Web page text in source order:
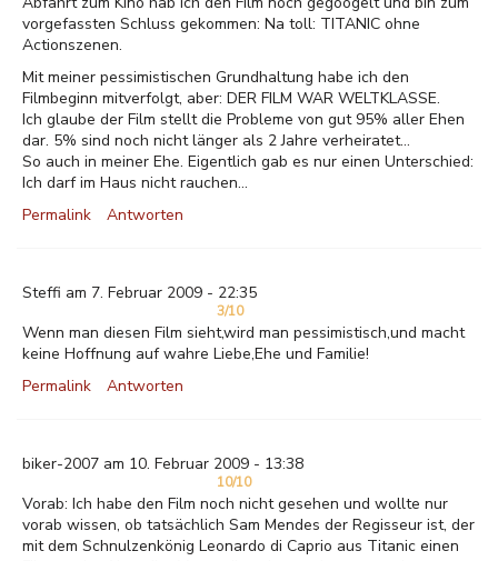
vorgefassten Schluss gekommen: Na toll: TITANIC ohne
Actionszenen.
Mit meiner pessimistischen Grundhaltung habe ich den
Filmbeginn mitverfolgt, aber: DER FILM WAR WELTKLASSE.
Ich glaube der Film stellt die Probleme von gut 95% aller Ehen
dar. 5% sind noch nicht länger als 2 Jahre verheiratet...
So auch in meiner Ehe. Eigentlich gab es nur einen Unterschied:
Ich darf im Haus nicht rauchen...
Permalink
Antworten
Steffi am 7. Februar 2009 - 22:35
3/10
Wenn man diesen Film sieht,wird man pessimistisch,und macht
keine Hoffnung auf wahre Liebe,Ehe und Familie!
Permalink
Antworten
biker-2007 am 10. Februar 2009 - 13:38
10/10
Vorab: Ich habe den Film noch nicht gesehen und wollte nur
vorab wissen, ob tatsächlich Sam Mendes der Regisseur ist, der
mit dem Schnulzenkönig Leonardo di Caprio aus Titanic einen